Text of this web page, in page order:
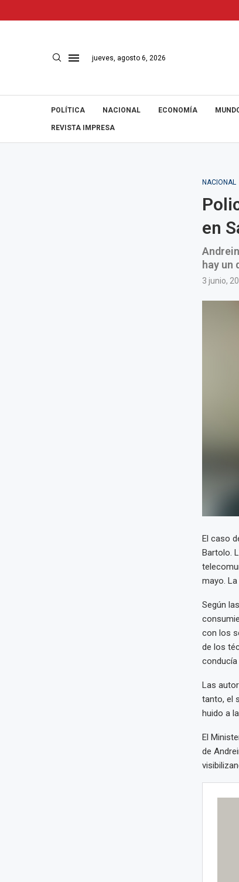
jueves, agosto 6, 2026
POLÍTICA NACIONAL ECONOMÍA
REVISTA IMPRESA
NACIONAL
en
hay un
3 junio,
El caso
Bartolo.
mayo.
Según
con los
de los
conducía
Las
tanto, el
huido a
El
de